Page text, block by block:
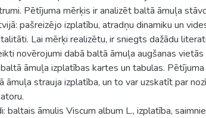
Pētījuma mērķis ir analizēt baltā āmuļa
pašreizējo izplatību, atradņu dinamiku un
Lai mērķi realizētu, ir sniegts dažādu
novērojumi dabā baltā āmuļa augšanas
āmuļa izplatības kartes un tabulas.
āmuļa strauja izplatība, un to var uzskatīt par
baltais āmulis Viscum album L., izplatība,